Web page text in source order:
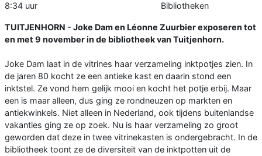
8:34 uur
Bibliotheken
TUITJENHORN - Joke Dam en Léonne Zuurbier exposeren tot
en met 9 november in de bibliotheek van Tuitjenhorn.
Joke Dam laat in de vitrines haar verzameling inktpotjes zien. In
de jaren 80 kocht ze een antieke kast en daarin stond een
inktstel. Ze vond hem gelijk mooi en kocht het potje erbij. Maar
een is maar alleen, dus ging ze rondneuzen op markten en
antiekwinkels. Niet alleen in Nederland, ook tijdens buitenlandse
vakanties ging ze op zoek. Nu is haar verzameling zo groot
geworden dat deze in twee vitrinekasten is ondergebracht. In de
bibliotheek toont ze de diversiteit van de inktpotten uit de